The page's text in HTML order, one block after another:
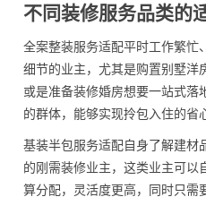
不同装修服务品类的
全案整装服务适配平时工作繁忙
细节的业主，尤其是购置别墅洋
或是准备装修婚房想要一站式落
的群体，能够实现拎包入住的省
基装半包服务适配自身了解建材
的刚需装修业主，这类业主可以
算分配，灵活度更高，同时只需